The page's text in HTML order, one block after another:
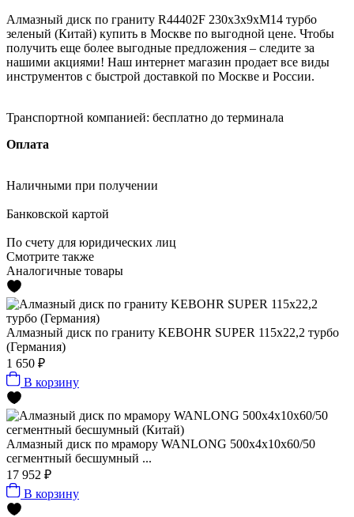
Алмазный диск по граниту R44402F 230x3x9xМ14 турбо
зеленый (Китай) купить в Москве по выгодной цене. Чтобы
получить еще более выгодные предложения – следите за
нашими акциями! Наш интернет магазин продает все виды
инструментов с быстрой доставкой по Москве и России.
Транспортной компанией: бесплатно до терминала
Оплата
Наличными при получении
Банковской картой
По счету для юридических лиц
Смотрите также
Аналогичные товары
Алмазный диск по граниту KEBOHR SUPER 115x22,2 турбо
(Германия)
1 650 ₽
В корзину
Алмазный диск по мрамору WANLONG 500х4х10х60/50
сегментный бесшумный ...
17 952 ₽
В корзину